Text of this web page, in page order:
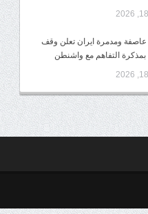
عاصفة ومدمرة ايران تعلن وقف
بمذكرة التفاهم مع واشنطن